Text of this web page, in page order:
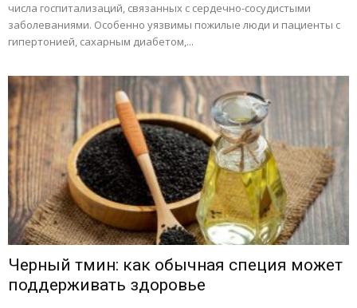
числа госпитализаций, связанных с сердечно-сосудистыми
заболеваниями. Особенно уязвимы пожилые люди и пациенты с
гипертонией, сахарным диабетом,...
Черный тмин: как обычная специя может
поддерживать здоровье